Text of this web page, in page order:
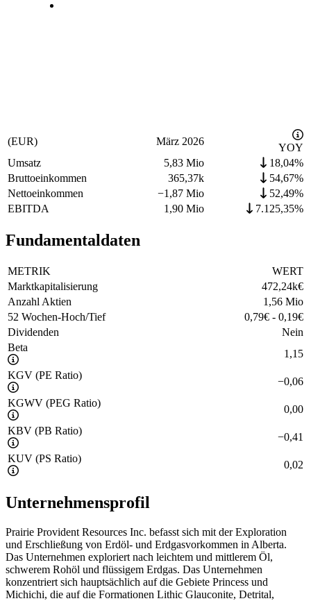
(EUR) März 2026
YOY
Umsatz
5,83 Mio
18,04%
Bruttoeinkommen
365,37k
54,67%
Nettoeinkommen
−1,87 Mio
52,49%
EBITDA
1,90 Mio 7.125,35%
Fundamentaldaten
METRIK
WERT
Marktkapitalisierung
472,24k€
Anzahl Aktien
1,56 Mio
52 Wochen-Hoch/Tief
0,79€ - 0,19€
Dividenden
Nein
Beta
1,15
KGV (PE Ratio)
−0,06
KGWV (PEG Ratio)
0,00
KBV (PB Ratio)
−0,41
KUV (PS Ratio)
0,02
Unternehmensprofil
Prairie Provident Resources Inc. befasst sich mit der Exploration
und Erschließung von Erdöl- und Erdgasvorkommen in Alberta.
Das Unternehmen exploriert nach leichtem und mittlerem Öl,
schwerem Rohöl und flüssigem Erdgas. Das Unternehmen
konzentriert sich hauptsächlich auf die Gebiete Princess und
Michichi, die auf die Formationen Lithic Glauconite, Detrital,